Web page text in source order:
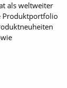
als weltweiter
Produktportfolio